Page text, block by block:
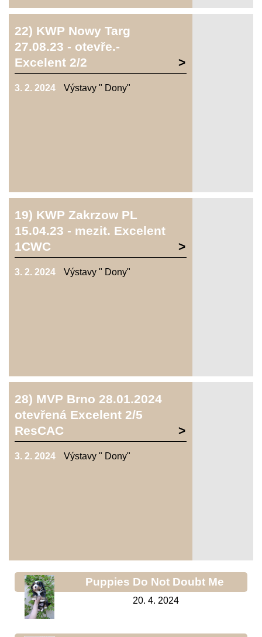
22) KWP Nowy Targ
27.08.23 - otevře.-
Excelent 2/2
3. 2. 2024 Výstavy " Dony"
19) KWP Zakrzow PL
15.04.23 - mezit. Excelent
1CWC
3. 2. 2024 Výstavy " Dony"
28) MVP Brno 28.01.2024
otevřená Excelent 2/5
ResCAC
3. 2. 2024 Výstavy " Dony"
Puppies Do Not Doubt Me
20. 4. 2024